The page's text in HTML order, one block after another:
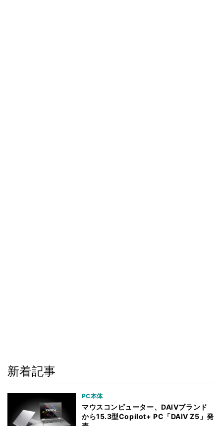
新着記事
PC本体
マウスコンピューター、DAIVブランド
から15.3型Copilot+ PC「DAIV Z5」発